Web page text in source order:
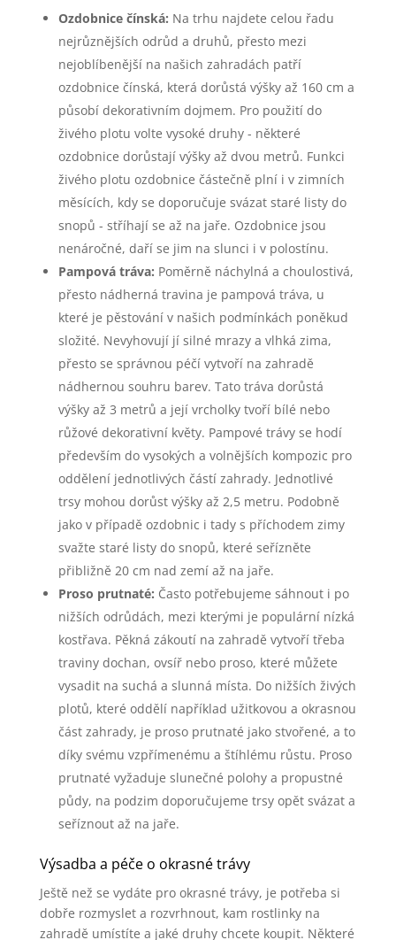
Ozdobnice čínská: Na trhu najdete celou řadu
nejrůznějších odrůd a druhů, přesto mezi
nejoblíbenější na našich zahradách patří
ozdobnice čínská, která dorůstá výšky až 160 cm a
působí dekorativním dojmem. Pro použití do
živého plotu volte vysoké druhy - některé
ozdobnice dorůstají výšky až dvou metrů. Funkci
živého plotu ozdobnice částečně plní i v zimních
měsících, kdy se doporučuje svázat staré listy do
snopů - stříhají se až na jaře. Ozdobnice jsou
nenáročné, daří se jim na slunci i v polostínu.
Pampová tráva: Poměrně náchylná a choulostivá,
přesto nádherná travina je pampová tráva, u
které je pěstování v našich podmínkách poněkud
složité. Nevyhovují jí silné mrazy a vlhká zima,
přesto se správnou péčí vytvoří na zahradě
nádhernou souhru barev. Tato tráva dorůstá
výšky až 3 metrů a její vrcholky tvoří bílé nebo
růžové dekorativní květy. Pampové trávy se hodí
především do vysokých a volnějších kompozic pro
oddělení jednotlivých částí zahrady. Jednotlivé
trsy mohou dorůst výšky až 2,5 metru. Podobně
jako v případě ozdobnic i tady s příchodem zimy
svažte staré listy do snopů, které seřízněte
přibližně 20 cm nad zemí až na jaře.
Proso prutnaté: Často potřebujeme sáhnout i po
nižších odrůdách, mezi kterými je populární nízká
kostřava. Pěkná zákoutí na zahradě vytvoří třeba
traviny dochan, ovsíř nebo proso, které můžete
vysadit na suchá a slunná místa. Do nižších živých
plotů, které oddělí například užitkovou a okrasnou
část zahrady, je proso prutnaté jako stvořené, a to
díky svému vzpřímenému a štíhlému růstu. Proso
prutnaté vyžaduje slunečné polohy a propustné
půdy, na podzim doporučujeme trsy opět svázat a
seříznout až na jaře.
Výsadba a péče o okrasné trávy
Ještě než se vydáte pro okrasné trávy, je potřeba si
dobře rozmyslet a rozvrhnout, kam rostlinky na
zahradě umístíte a jaké druhy chcete koupit. Některé